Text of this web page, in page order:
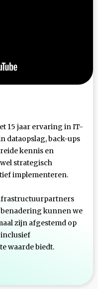
15 jaar ervaring in IT-
dataopslag, back-ups
kennis en
strategisch
implementeren.
kunnen we
zijn afgestemd op
inclusief
waarde biedt.